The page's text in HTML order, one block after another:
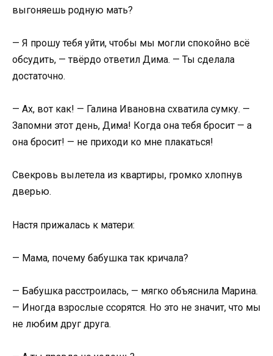
выгоняешь родную мать?
— Я прошу тебя уйти, чтобы мы могли спокойно всё
обсудить, — твёрдо ответил Дима. — Ты сделала
достаточно.
— Ах, вот как! — Галина Ивановна схватила сумку. —
Запомни этот день, Дима! Когда она тебя бросит — а
она бросит! — не приходи ко мне плакаться!
Свекровь вылетела из квартиры, громко хлопнув
дверью.
Настя прижалась к матери:
— Мама, почему бабушка так кричала?
— Бабушка расстроилась, — мягко объяснила Марина.
— Иногда взрослые ссорятся. Но это не значит, что мы
не любим друг друга.